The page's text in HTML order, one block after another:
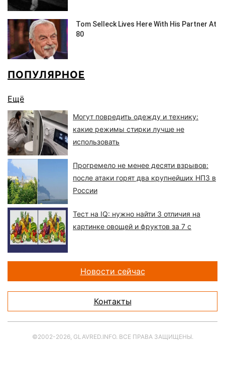
ПОПУЛЯРНОЕ
Ещё
Могут повредить одежду и технику:
какие режимы стирки лучше не
использовать
Прогремело не менее десяти взрывов:
после атаки горят два крупнейших НПЗ в
России
Тест на IQ: нужно найти 3 отличия на
картинке овощей и фруктов за 7 с
Новости сейчас
Контакты
©2002-2026, GLAVRED.INFO. ВСЕ ПРАВА ЗАЩИЩЕНЫ.